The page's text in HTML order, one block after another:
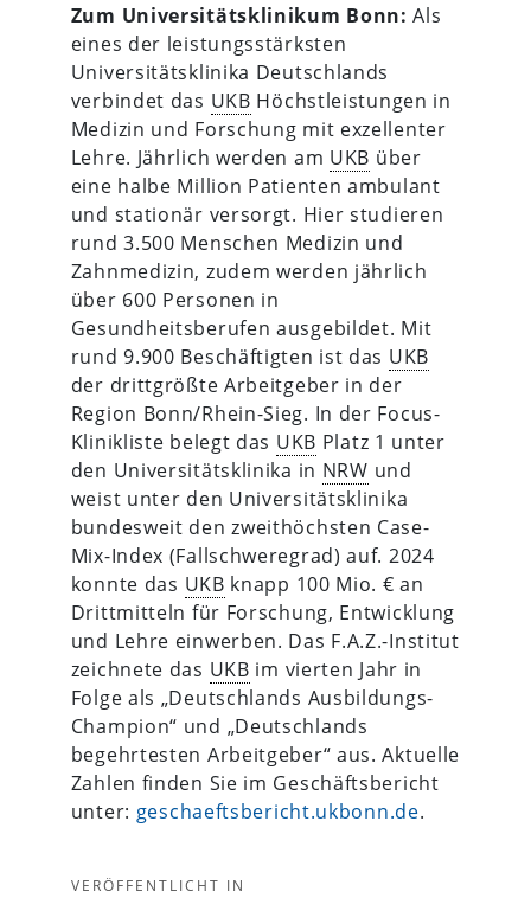
Zum Universitätsklinikum Bonn: Als
eines der leistungsstärksten
Universitätsklinika Deutschlands
verbindet das UKB Höchstleistungen in
Medizin und Forschung mit exzellenter
Lehre. Jährlich werden am UKB über
eine halbe Million Patienten ambulant
und stationär versorgt. Hier studieren
rund 3.500 Menschen Medizin und
Zahnmedizin, zudem werden jährlich
über 600 Personen in
Gesundheitsberufen ausgebildet. Mit
rund 9.900 Beschäftigten ist das UKB
der drittgrößte Arbeitgeber in der
Region Bonn/Rhein-Sieg. In der Focus-
Klinikliste belegt das UKB Platz 1 unter
den Universitätsklinika in NRW und
weist unter den Universitätsklinika
bundesweit den zweithöchsten Case-
Mix-Index (Fallschweregrad) auf. 2024
konnte das UKB knapp 100 Mio. € an
Drittmitteln für Forschung, Entwicklung
und Lehre einwerben. Das F.A.Z.-Institut
zeichnete das UKB im vierten Jahr in
Folge als „Deutschlands Ausbildungs-
Champion“ und „Deutschlands
begehrtesten Arbeitgeber“ aus. Aktuelle
Zahlen finden Sie im Geschäftsbericht
unter: geschaeftsbericht.ukbonn.de.
VERÖFFENTLICHT IN